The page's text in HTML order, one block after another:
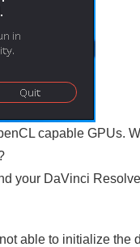
capable GPUs.
your DaVinci
able to initialize the